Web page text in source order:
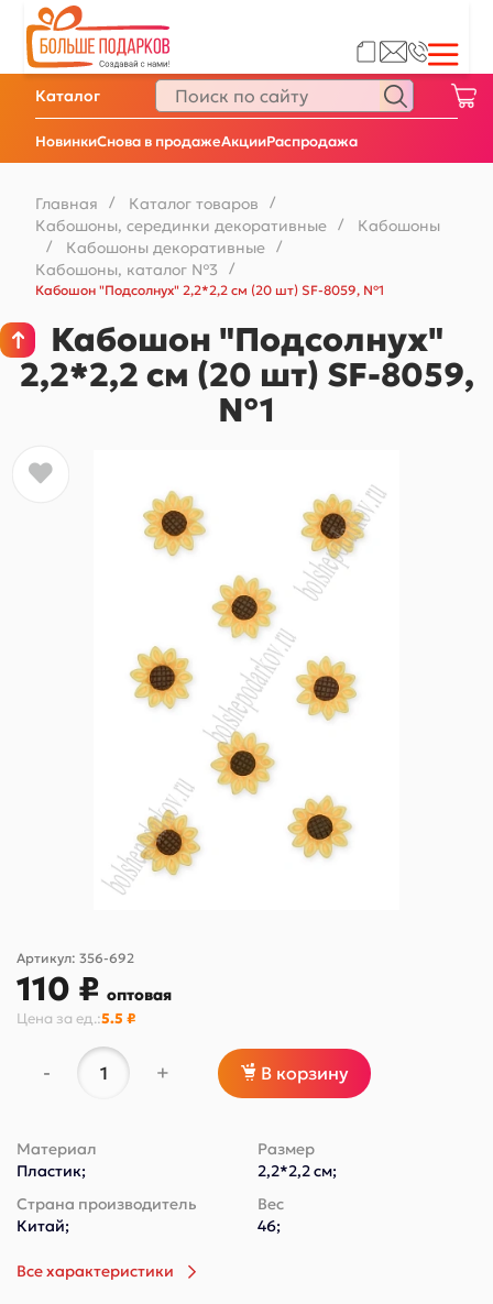
НовинкиСнова в продажеАкцииРаспродажа
Каталог
Главная / Каталог товаров /
Кабошоны, серединки декоративные / Кабошоны
/ Кабошоны декоративные /
Кабошоны, каталог №3
/
Кабошон "Подсолнух" 2,2*2,2 см (20 шт) SF-8059, №1
Кабошон "Подсолнух"
2,2*2,2 см (20 шт) SF-8059,
№1
Артикул: 356-692
110 ₽ оптовая
Цена за ед.:5.5 ₽
- + В корзину
Материал
Пластик;
Размер
2,2*2,2 см;
Страна производитель
Китай;
Вес
46;
Все характеристики